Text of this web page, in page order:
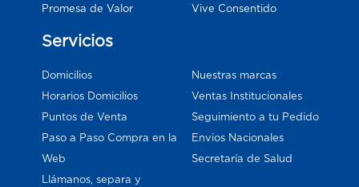
Promesa de Valor
Vive Consentido
Servicios
Domicilios
Horarios Domicilios
Puntos de Venta
Paso a Paso Compra en la
Web
Llámanos, separa y
Nuestras marcas
Ventas Institucionales
Seguimiento a tu Pedido
Envios Nacionales
Secretaría de Salud